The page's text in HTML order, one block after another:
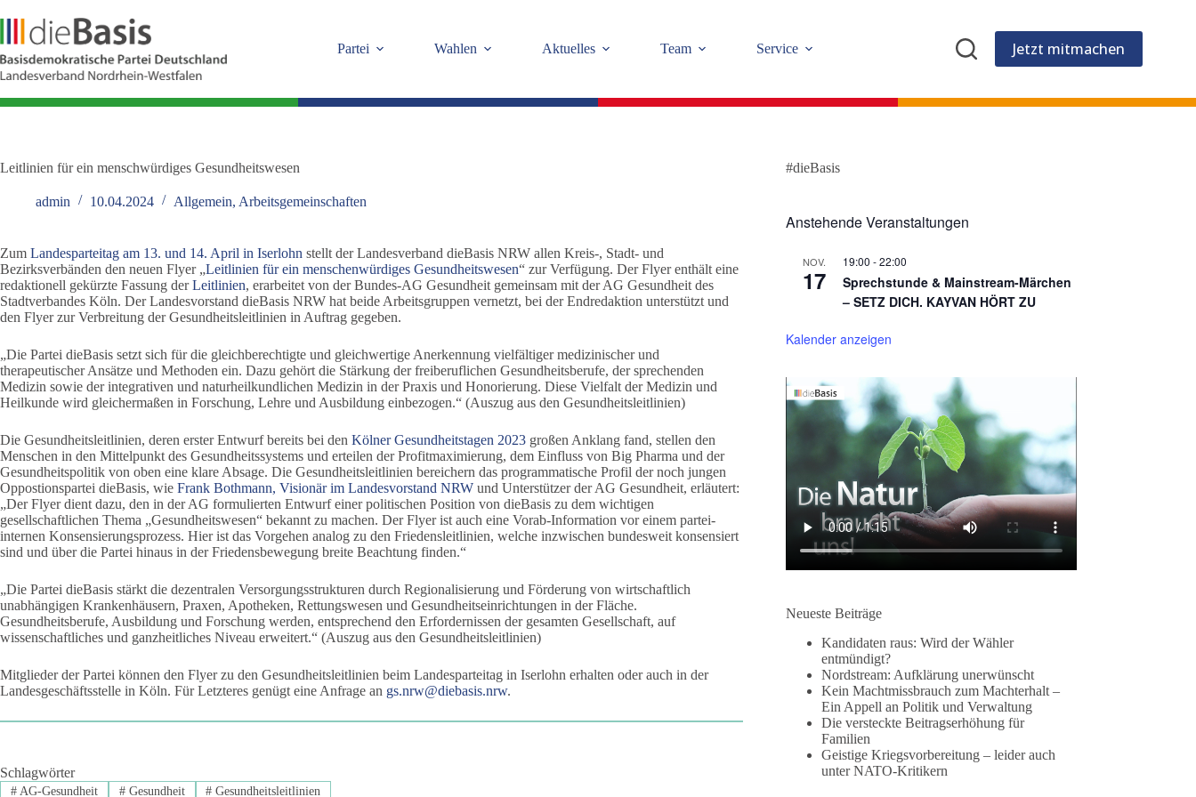
Inhalt
springen
Partei Wahlen Aktuelles Team Service Jetzt mitmachen
Leitlinien für ein menschwürdiges Gesundheitswesen
admin 10.04.2024 Allgemein, Arbeitsgemeinschaften
Zum Landesparteitag am 13. und 14. April in Iserlohn stellt der Landesverband dieBasis NRW allen Kreis-, Stadt- und
Bezirksverbänden den neuen Flyer „Leitlinien für ein menschenwürdiges Gesundheitswesen“ zur Verfügung. Der Flyer enthält eine
redaktionell gekürzte Fassung derLeitlinien, erarbeitet von der Bundes-AG Gesundheit gemeinsam mit der AG Gesundheit des
Stadtverbandes Köln. Der Landesvorstand dieBasis NRW hat beide Arbeitsgruppen vernetzt, bei der Endredaktion unterstützt und
den Flyer zur Verbreitung der Gesundheitsleitlinien in Auftrag gegeben.
„Die Partei dieBasis setzt sich für die gleichberechtigte und gleichwertige Anerkennung vielfältiger medizinischer und
therapeutischer Ansätze und Methoden ein. Dazu gehört die Stärkung der freiberuflichen Gesundheitsberufe, der sprechenden
Medizin sowie der integrativen und naturheilkundlichen Medizin in der Praxis und Honorierung. Diese Vielfalt der Medizin und
Heilkunde wird gleichermaßen in Forschung, Lehre und Ausbildung einbezogen.“ (Auszug aus den Gesundheitsleitlinien)
Die Gesundheitsleitlinien, deren erster Entwurf bereits bei den Kölner Gesundheitstagen 2023 großen Anklang fand, stellen den
Menschen in den Mittelpunkt des Gesundheitssystems und erteilen der Profitmaximierung, dem Einfluss von Big Pharma und der
Gesundheitspolitik von oben eine klare Absage. Die Gesundheitsleitlinien bereichern das programmatische Profil der noch jungen
Oppostionspartei dieBasis, wie Frank Bothmann, Visionär im Landesvorstand NRW und Unterstützer der AG Gesundheit, erläutert:
„Der Flyer dient dazu, den in der AG formulierten Entwurf einer politischen Position von dieBasis zu dem wichtigen
gesellschaftlichen Thema „Gesundheitswesen“ bekannt zu machen. Der Flyer ist auch eine Vorab-Information vor einem partei-
internen Konsensierungsprozess. Hier ist das Vorgehen analog zu den Friedensleitlinien, welche inzwischen bundesweit konsensiert
sind und über die Partei hinaus in der Friedensbewegung breite Beachtung finden.“
„Die Partei dieBasis stärkt die dezentralen Versorgungsstrukturen durch Regionalisierung und Förderung von wirtschaftlich
unabhängigen Krankenhäusern, Praxen, Apotheken, Rettungswesen und Gesundheitseinrichtungen in der Fläche.
Gesundheitsberufe, Ausbildung und Forschung werden, entsprechend den Erfordernissen der gesamten Gesellschaft, auf
wissenschaftliches und ganzheitliches Niveau erweitert.“ (Auszug aus den Gesundheitsleitlinien)
Mitglieder der Partei können den Flyer zu den Gesundheitsleitlinien beim Landesparteitag in Iserlohn erhalten oder auch in der
Landesgeschäftsstelle in Köln. Für Letzteres genügt eine Anfrage an gs.nrw@diebasis.nrw.
Schlagwörter
#AG-Gesundheit #Gesundheit # Gesundheitsleitlinien
#dieBasis
Anstehende Veranstaltungen
NOV.
17
19:00 -22:00
Sprechstunde & Mainstream-Märchen
– SETZ DICH. KAYVAN HÖRT ZU
Kalender anzeigen
Neueste Beiträge
Kandidaten raus: Wird der Wähler
entmündigt?
Nordstream: Aufklärung unerwünscht
Kein Machtmissbrauch zum Machterhalt –
Ein Appell an Politik und Verwaltung
Die versteckte Beitragserhöhung für
Familien
Geistige Kriegsvorbereitung – leider auch
unter NATO-Kritikern